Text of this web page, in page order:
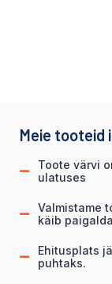
Meie tooteid
Toote värvi
ulatuses
Valmistame
käib
Ehitusplats
puhtaks.